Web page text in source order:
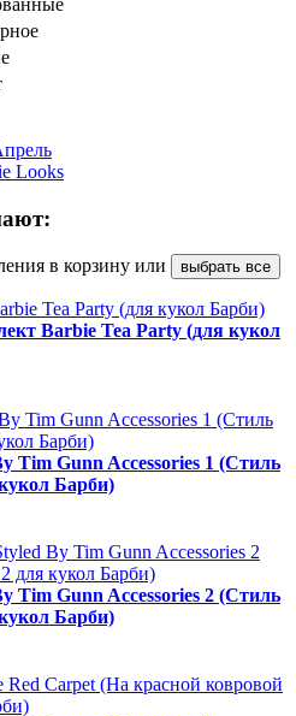
Looks
в корзину или выбрать все
Barbie Tea Party (для кукол
Tim Gunn Accessories 1 (Стиль
Барби)
Tim Gunn Accessories 2 (Стиль
Барби)